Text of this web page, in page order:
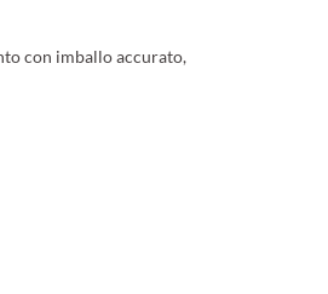
con imballo accurato,